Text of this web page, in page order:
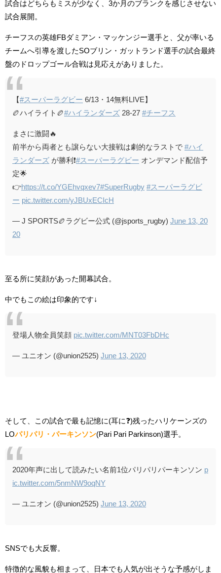
試合はどちらもミスが少なく、3か月のブランクを感じさせない
試合展開。
チーフスの英雄FBダミアン・マッケンジー選手と、父が率いる
チームへ引導を渡したSOブリン・ガットランド選手の試合最終
盤のドロップゴール合戦は見応えがありました。
【 #スーパーラグビー 6/13・14無料LIVE】
🏉ハイライト🏉#ハイランダーズ 28-27 #チーフス
まさに激闘🔥
前半から両者とも譲らない大接戦は劇的なラストで #ハイ
ランダーズ が勝利❗️#スーパーラグビー オンデマンド配信予
定🌟
👉https://t.co/YGEhvqxev7#SuperRugby #スーパーラグビ
ー pic.twitter.com/yJBUxECIcH
— J SPORTS🏉ラグビー公式 (@jsports_rugby) June 13, 20
20
至る所に笑顔があった開幕試合。
中でもこの絵は印象的です↓
登場人物全員笑顔 pic.twitter.com/MNT03FbDHc
— ユニオン (@union2525) June 13, 2020
そして、この試合で最も記憶に(耳に❓)残ったハリケーンズの
LOパリパリ・パーキンソン(Pari Pari Parkinson)選手。
2020年声に出して読みたい名前1位パリパリパーキンソン p
ic.twitter.com/5nmNW9oqNY
— ユニオン (@union2525) June 13, 2020
SNSでも大反響。
特徴的な風貌も相まって、日本でも人気が出そうな予感がしま